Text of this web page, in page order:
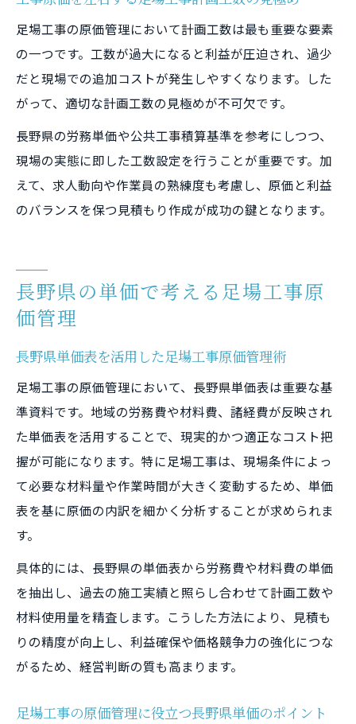
労務単価情報を活かした足場工事原価管理
単価表と連動した足場工事利益確保のポイ
ント
足場工事利益率を高める労務単価の分析法
足場工事の原価管理において計画工数は最も重要な要素
の一つです。工数が過大になると利益が圧迫され、過少
だと現場での追加コストが発生しやすくなります。した
がって、適切な計画工数の見極めが不可欠です。
長野県の労務単価や公共工事積算基準を参考にしつつ、
現場の実態に即した工数設定を行うことが重要です。加
えて、求人動向や作業員の熟練度も考慮し、原価と利益
のバランスを保つ見積もり作成が成功の鍵となります。
長野県の単価で考える足場工事原
価管理
長野県単価表を活用した足場工事原価管理術
足場工事の原価管理において、長野県単価表は重要な基
準資料です。地域の労務費や材料費、諸経費が反映され
た単価表を活用することで、現実的かつ適正なコスト把
握が可能になります。特に足場工事は、現場条件によっ
て必要な材料量や作業時間が大きく変動するため、単価
表を基に原価の内訳を細かく分析することが求められま
す。
具体的には、長野県の単価表から労務費や材料費の単価
を抽出し、過去の施工実績と照らし合わせて計画工数や
材料使用量を精査します。こうした方法により、見積も
りの精度が向上し、利益確保や価格競争力の強化につな
がるため、経営判断の質も高まります。
足場工事の原価管理に役立つ長野県単価のポイント